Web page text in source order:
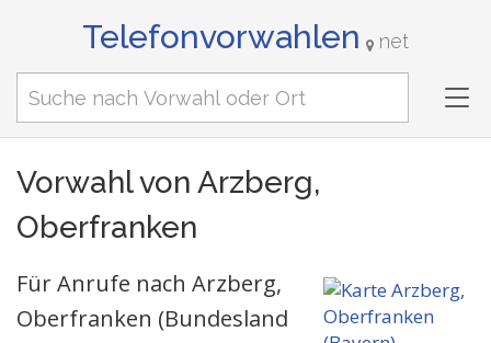
Telefonvorwahlen net
Vorwahl von Arzberg,
Oberfranken
Für Anrufe nach Arzberg,
Oberfranken (Bundesland